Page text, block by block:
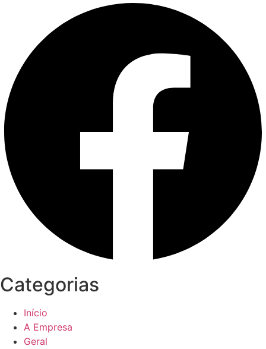
Categorias
Início
A Empresa
Geral